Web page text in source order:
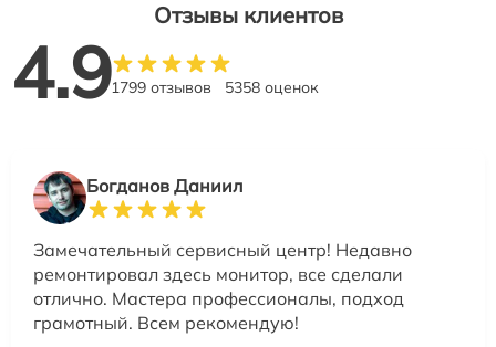
Отзывы клиентов
4.91799 отзывов 5358 оценок
Богданов Даниил
Замечательный сервисный центр! Недавно
ремонтировал здесь монитор, все сделали
отлично. Мастера профессионалы, подход
грамотный. Всем рекомендую!